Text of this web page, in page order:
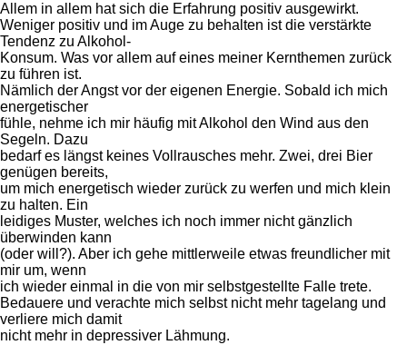
Allem in allem hat sich die Erfahrung positiv ausgewirkt.
Weniger positiv und im Auge zu behalten ist die verstärkte
Tendenz zu Alkohol-
Konsum. Was vor allem auf eines meiner Kernthemen zurück
zu führen ist.
Nämlich der Angst vor der eigenen Energie. Sobald ich mich
energetischer
fühle, nehme ich mir häufig mit Alkohol den Wind aus den
Segeln. Dazu
bedarf es längst keines Vollrausches mehr. Zwei, drei Bier
genügen bereits,
um mich energetisch wieder zurück zu werfen und mich klein
zu halten. Ein
leidiges Muster, welches ich noch immer nicht gänzlich
überwinden kann
(oder will?). Aber ich gehe mittlerweile etwas freundlicher mit
mir um, wenn
ich wieder einmal in die von mir selbstgestellte Falle trete.
Bedauere und verachte mich selbst nicht mehr tagelang und
verliere mich damit
nicht mehr in depressiver Lähmung.